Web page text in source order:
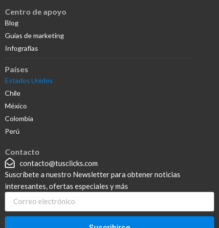
Centro de apoyo
Blog
Guías de marketing
Infografías
Países
Estados Unidos
Chile
México
Colombia
Perú
Contacto
contacto@tusclicks.com
Suscríbete a nuestro Newsletter para obtener noticias
interesantes, ofertas especiales y más